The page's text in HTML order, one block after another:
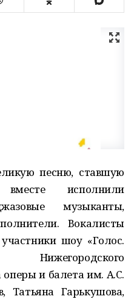
песню, ставшую
исполнили
музыканты,
Вокалисты
шоу «Голос.
оперы и балета им. А.С.
Татьяна Гарькушова,